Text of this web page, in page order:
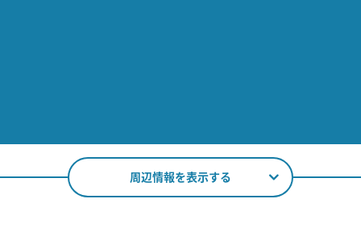
周辺情報を表示する